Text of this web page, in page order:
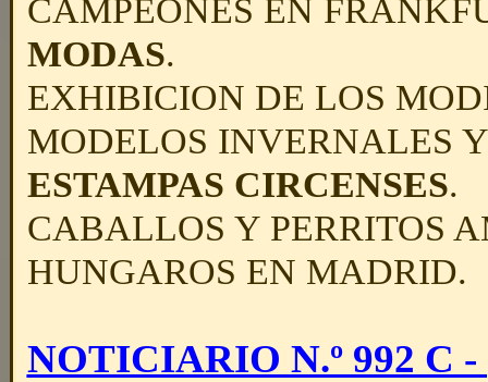
CAMPEONES EN
MODAS.
EXHIBICION DE LOS
MODELOS INVERNALES
ESTAMPAS CIRCENSES.
CABALLOS Y PERRITOS
HUNGAROS EN MADRID.
NOTICIARIO N.º 992 C -